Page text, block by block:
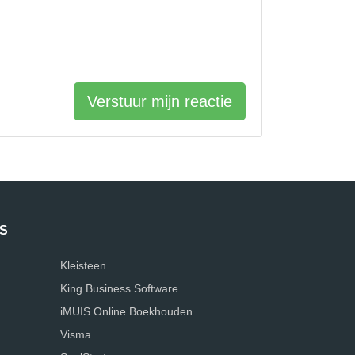
Verstuur mijn reactie
Kleisteen
King Business Software
iMUIS Online Boekhouden
Visma